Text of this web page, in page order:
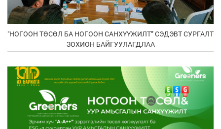
"НОГООН ТӨСӨЛ БА НОГООН САНХҮҮЖИЛТ” СЭДЭВТ СУРГАЛТ
ЗОХИОН БАЙГУУЛАГДЛАА